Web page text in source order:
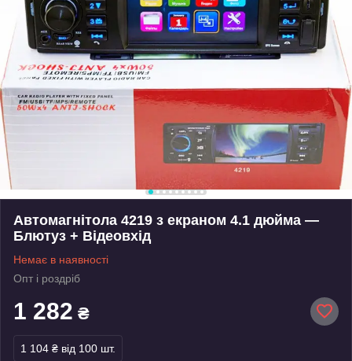
Автомагнітола 4219 з екраном 4.1 дюйма —
Блютуз + Відеовхід
Немає в наявності
Опт і роздріб
1 282 ₴
1 104 ₴ від 100 шт.